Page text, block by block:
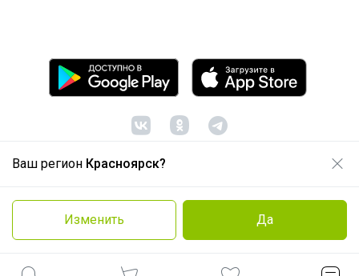
Ваш регион Красноярск?
Изменить Да
© ООО "Лявита", ОГРН 1122468054070, 2012 -2026
Политика конфиденциальности
Cоглашение пользователя